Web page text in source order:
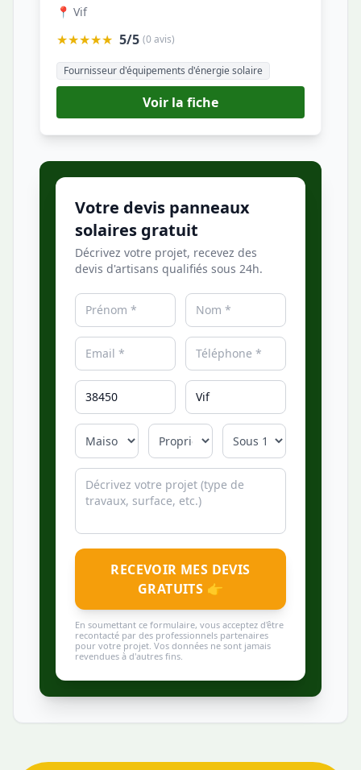
📍 Vif
★★★★★ 5/5 (0 avis)
Fournisseur d'équipements d'énergie solaire
Voir la fiche
Votre devis panneaux
solaires gratuit
Décrivez votre projet, recevez des
devis d'artisans qualifiés sous 24h.
RECEVOIR MES DEVIS
GRATUITS 👉
En soumettant ce formulaire, vous acceptez d'être
recontacté par des professionnels partenaires
pour votre projet. Vos données ne sont jamais
revendues à d'autres fins.